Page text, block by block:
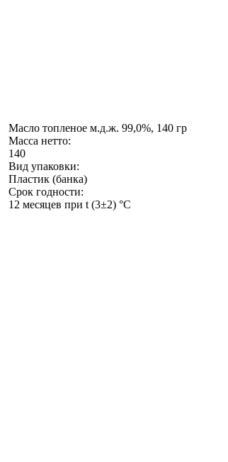
Масло топленое м.д.ж. 99,0%, 140 гр
Масса нетто:
140
Вид упаковки:
Пластик (банка)
Срок годности:
12 месяцев при t (3±2) °С